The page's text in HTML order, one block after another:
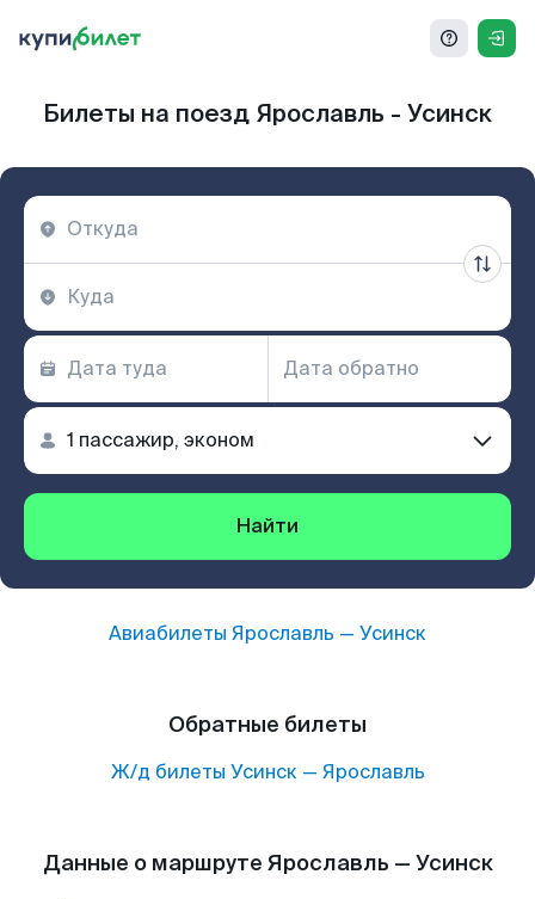
Билеты на поезд Ярославль - Усинск
Найти
Авиабилеты Ярославль — Усинск
Обратные билеты
Ж/д билеты Усинск— Ярославль
Данные о маршруте Ярославль — Усинск